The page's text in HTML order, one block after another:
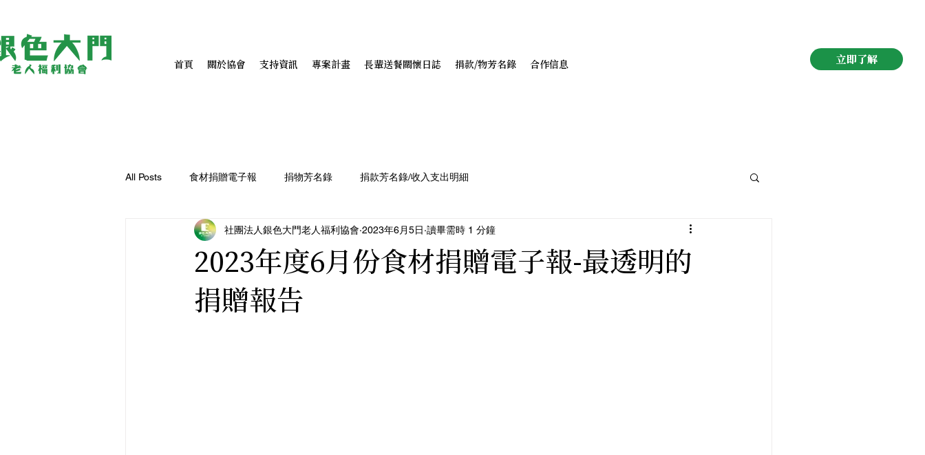
首頁 關於協會 支持資訊 專案計畫 長輩送餐關懷日誌 捐款/物芳名錄 合作信息 立即了解
All Posts 食材捐贈電子報 捐物芳名錄 捐款芳名錄/收入支出明細
2023年度6月份食材捐贈電子報-最透明的
捐贈報告
社團法人銀色大門老人福利協會 2023年6月5日 讀畢需時 1 分鐘